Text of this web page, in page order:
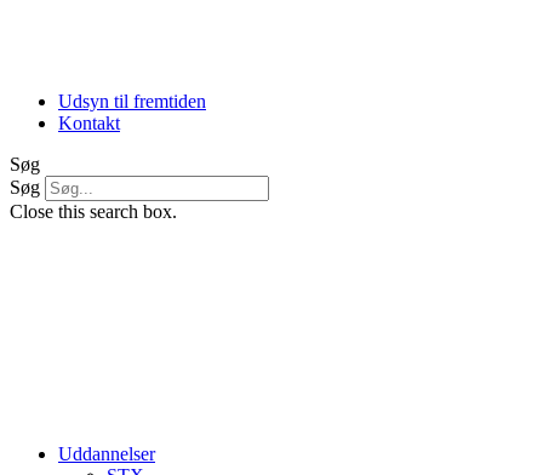
Udsyn til fremtiden
Kontakt
Søg
Søg
Close this search box.
Uddannelser